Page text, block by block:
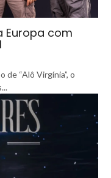
Europa com
“Alô Virgínia”, o